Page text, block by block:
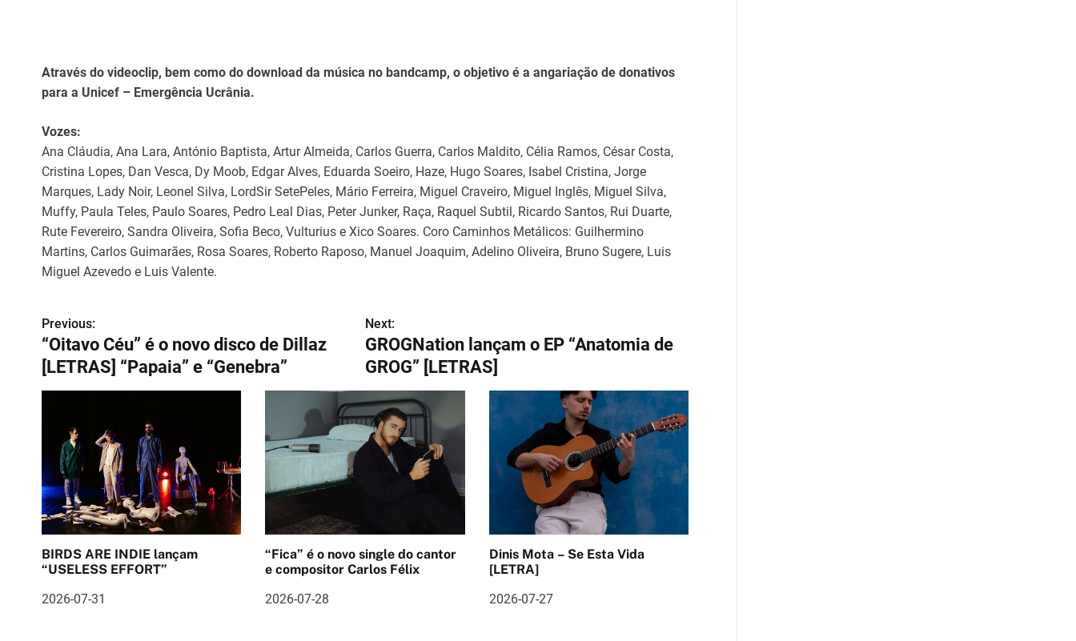
Através do videoclip, bem como do download da música no bandcamp, o objetivo é a angariação de donativos
para a Unicef – Emergência Ucrânia.
Vozes:
Ana Cláudia, Ana Lara, António Baptista, Artur Almeida, Carlos Guerra, Carlos Maldito, Célia Ramos, César Costa,
Cristina Lopes, Dan Vesca, Dy Moob, Edgar Alves, Eduarda Soeiro, Haze, Hugo Soares, Isabel Cristina, Jorge
Marques, Lady Noir, Leonel Silva, LordSir SetePeles, Mário Ferreira, Miguel Craveiro, Miguel Inglês, Miguel Silva,
Muffy, Paula Teles, Paulo Soares, Pedro Leal Dias, Peter Junker, Raça, Raquel Subtil, Ricardo Santos, Rui Duarte,
Rute Fevereiro, Sandra Oliveira, Sofia Beco, Vulturius e Xico Soares. Coro Caminhos Metálicos: Guilhermino
Martins, Carlos Guimarães, Rosa Soares, Roberto Raposo, Manuel Joaquim, Adelino Oliveira, Bruno Sugere, Luis
Miguel Azevedo e Luis Valente.
N
a
v
a
ç
ã
o
d
Previous:
“Oitavo Céu” é o novo disco de Dillaz
[LETRAS] “Papaia” e “Genebra”
Next:
GROGNation lançam o EP “Anatomia de
GROG” [LETRAS]
BIRDS ARE INDIE lançam
“USELESS EFFORT”
2026-07-31
“Fica” é o novo single do cantor
e compositor Carlos Félix
2026-07-28
Dinis Mota – Se Esta Vida
[LETRA]
2026-07-27